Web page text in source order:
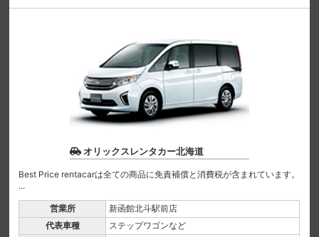
オリックスレンタカー北海道
Best Price rentacarは全ての商品に免責補償と消費税が含まれています。
...
営業所
新函館北斗駅前店
代表車種
ステップワゴンなど